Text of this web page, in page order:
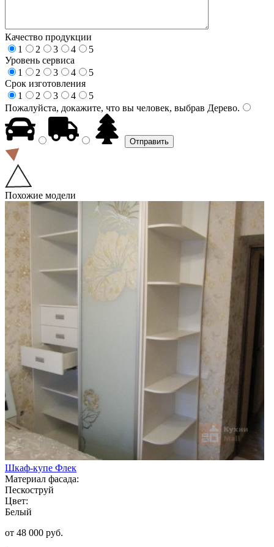
Качество продукции
1
2 3 4
5
Уровень сервиса
1
2 3 4
5
Срок изготовления
1
2 3 4
5
Пожалуйста, докажите, что вы человек, выбрав Дерево.
Похожие модели
Шкаф-купе Флек
Материал фасада:
Пескоструй
Цвет:
Белый
от 48 000 руб.